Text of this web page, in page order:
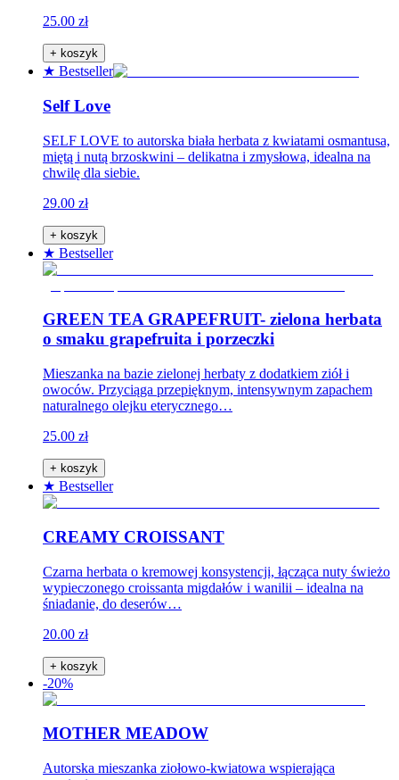
25.00 zł
+ koszyk
★ Bestseller
Self Love
SELF LOVE to autorska biała herbata z kwiatami osmantusa,
miętą i nutą brzoskwini – delikatna i zmysłowa, idealna na
chwilę dla siebie.
29.00 zł
+ koszyk
★ Bestseller
GREEN TEA GRAPEFRUIT- zielona herbata
o smaku grapefruita i porzeczki
Mieszanka na bazie zielonej herbaty z dodatkiem ziół i
owoców. Przyciąga przepięknym, intensywnym zapachem
naturalnego olejku eterycznego…
25.00 zł
+ koszyk
★ Bestseller
CREAMY CROISSANT
Czarna herbata o kremowej konsystencji, łącząca nuty świeżo
wypieczonego croissanta migdałów i wanilii – idealna na
śniadanie, do deserów…
20.00 zł
+ koszyk
-20%
MOTHER MEADOW
Autorska mieszanka ziołowo-kwiatowa wspierająca